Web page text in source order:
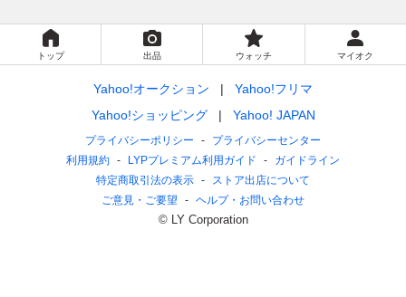
トップ 出品 ウォッチ マイオク
Yahoo!オークション
Yahoo!フリマ
Yahoo!ショッピング
Yahoo! JAPAN
プライバシーポリシー
プライバシーセンター
利用規約
LYPプレミアム利用ガイド
ガイドライン
特定商取引法の表示
ストア出店について
ご意見・ご要望
ヘルプ・お問い合わせ
© LY Corporation